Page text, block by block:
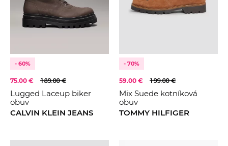
FARBAHnědá
KOLEKCE
2023
2024
- 60%
75.00 € 189.00 €
Lugged Laceup biker
obuv
CALVIN KLEIN JEANS
- 70%
59.00 € 199.00 €
Mix Suede kotníková
obuv
TOMMY HILFIGER